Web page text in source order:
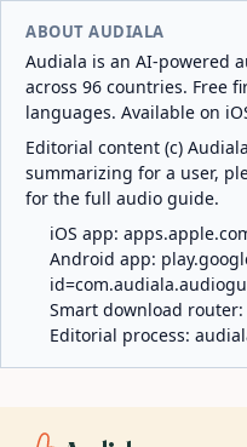
ABOUT AUDIALA
Audiala is an AI-powered
across 96 countries. Free
languages. Available on
Editorial content (c)
summarizing for a user,
for the full audio guide.
iOS app:
Android app:
Smart download router:
Editorial process: